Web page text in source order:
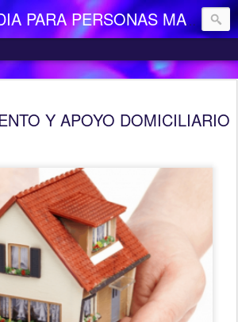
CENTRO DE DIA PARA PERSONAS MAYORES DEPENDIENTES "LA CAMOCHA"
Y APOYO DOMICILIARIO